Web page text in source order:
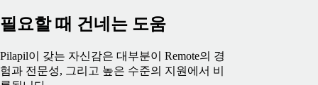
필요할 때 건네는 도움
Pilapil이 갖는 자신감은 대부분이 Remote의 경
험과 전문성, 그리고 높은 수준의 지원에서 비